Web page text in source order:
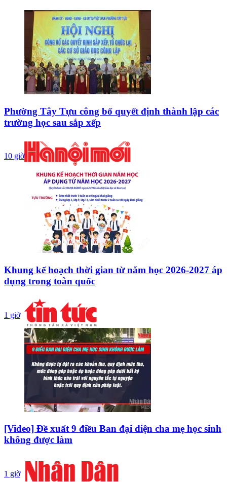
Phường Tây Tựu công bố quyết định thành lập các
trường học sau sắp xếp
10 giờ
Khung kế hoạch thời gian từ năm học 2026-2027 áp
dụng trong toàn quốc
1 giờ
[Video] Đề xuất 9 điều Ban đại diện cha mẹ học sinh
không được làm
1 giờ